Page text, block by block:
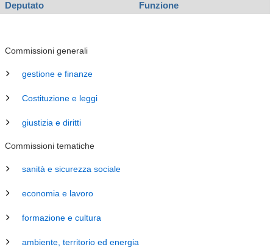
Deputato Funzione
Commissioni generali
gestione e finanze
Costituzione e leggi
giustizia e diritti
Commissioni tematiche
sanità e sicurezza sociale
economia e lavoro
formazione e cultura
ambiente, territorio ed energia